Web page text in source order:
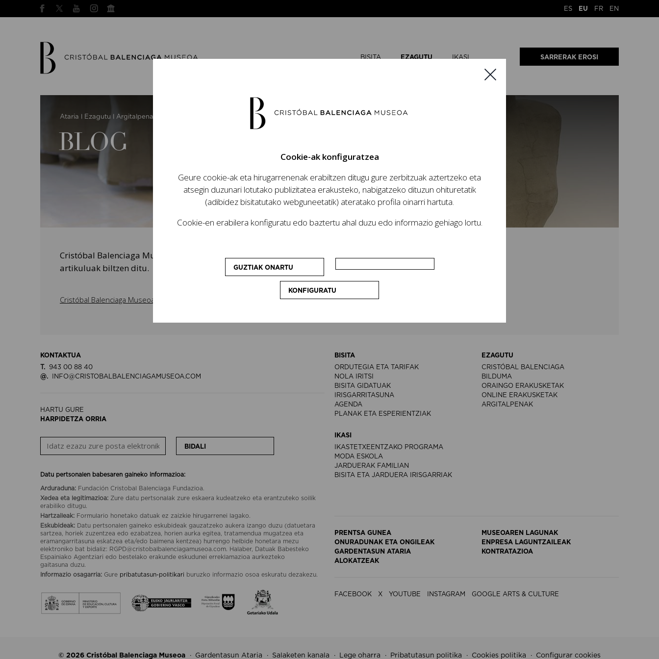
ES EU FR EN
BISITA EZAGUTU IKASI SARRERAK EROSI
Ataria Ezagutu Argitalpenak
BLOG
Cristóbal Balenciaga Museoaren blogak zentroko programazio artistiko eta kuratorialari eta ikerketei buruzko
artikuluak biltzen ditu.
Cristóbal Balenciaga Museoa BLOG
KONTAKTUA
T.
943 00 88 40
@.
INFO@CRISTOBALBALENCIAGAMUSEOA.COM
HARTU GURE
HARPIDETZA ORRIA
BIDALI
Datu pertsonalen babesaren gaineko informazioa:
Arduraduna: Fundación Cristobal Balenciaga Fundazioa.
Xedea eta legitimazioa: Zure datu pertsonalak zure eskaera kudeatzeko eta erantzuteko soilik
erabiliko ditugu.
Hartzaileak: Formulario honetako datuak ez zaizkie hirugarrenei lagako.
Eskubideak: Datu pertsonalen gaineko eskubideak gauzatzeko aukera izango duzu (datuetara
sartzea, horiek zuzentzea edo ezabatzea, horien aurka egitea, tratamendua mugatzea eta
eramangarritasuna eskatzea eta/edo baimena kentzea) hurrengo helbide honetara mezu
elektroniko bat bidaliz: RGPD@cristobalbalenciagamuseoa.com. Halaber, Datuak Babesteko
Espainiako Agentziari edo bestelako erakunde eskudunei erreklamazioa aurkezteko
gaitasuna duzu.
Informazio osagarria: Gure pribatutasun-politikari buruzko informazio osoa eskuratu dezakezu.
BISITA
ORDUTEGIA ETA TARIFAK
NOLA IRITSI
BISITA GIDATUAK
IRISGARRITASUNA
AGENDA
PLANAK ETA ESPERIENTZIAK
EZAGUTU
CRISTÓBAL BALENCIAGA
BILDUMA
ORAINGO ERAKUSKETAK
ONLINE ERAKUSKETAK
ARGITALPENAK
IKASI
IKASTETXEENTZAKO PROGRAMA
MODA ESKOLA
JARDUERAK FAMILIAN
BISITA ETA JARDUERA IRISGARRIAK
PRENTSA GUNEA
MUSEOAREN LAGUNAK
ONURADUNAK ETA ONGILEAK
ENPRESA LAGUNTZAILEAK
GARDENTASUN ATARIA
KONTRATAZIOA
ALOKATZEAK
FACEBOOK X YOUTUBE INSTAGRAM GOOGLE ARTS & CULTURE
© 2026 Cristóbal Balenciaga Museoa Gardentasun Ataria Salaketen kanala Lege oharra Pribatutasun politika Cookies politika Configurar cookies
Cookie-ak konfiguratzea
Geure cookie-ak eta hirugarrenenak erabiltzen ditugu gure zerbitzuak aztertzeko eta
atsegin duzunari lotutako publizitatea erakusteko, nabigatzeko dituzun ohituretatik
(adibidez bisitatutako webguneetatik) ateratako profila oinarri hartuta.
Cookie-en erabilera konfiguratu edo baztertu ahal duzu edo informazio gehiago lortu.
GUZTIAK ONARTU
KONFIGURATU